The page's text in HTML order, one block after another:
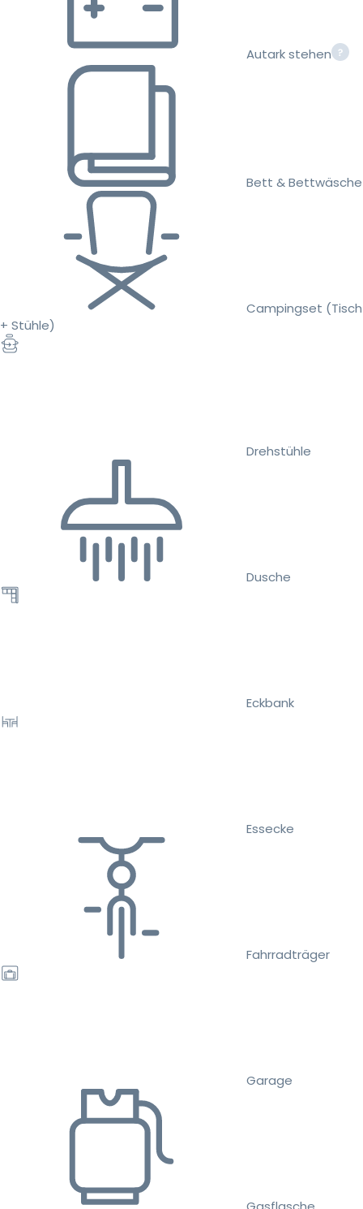
Autark stehen
Bett & Bettwäsche
Campingset (Tisch
+ Stühle)
Drehstühle
Dusche
Eckbank
Essecke
Fahrradträger
Garage